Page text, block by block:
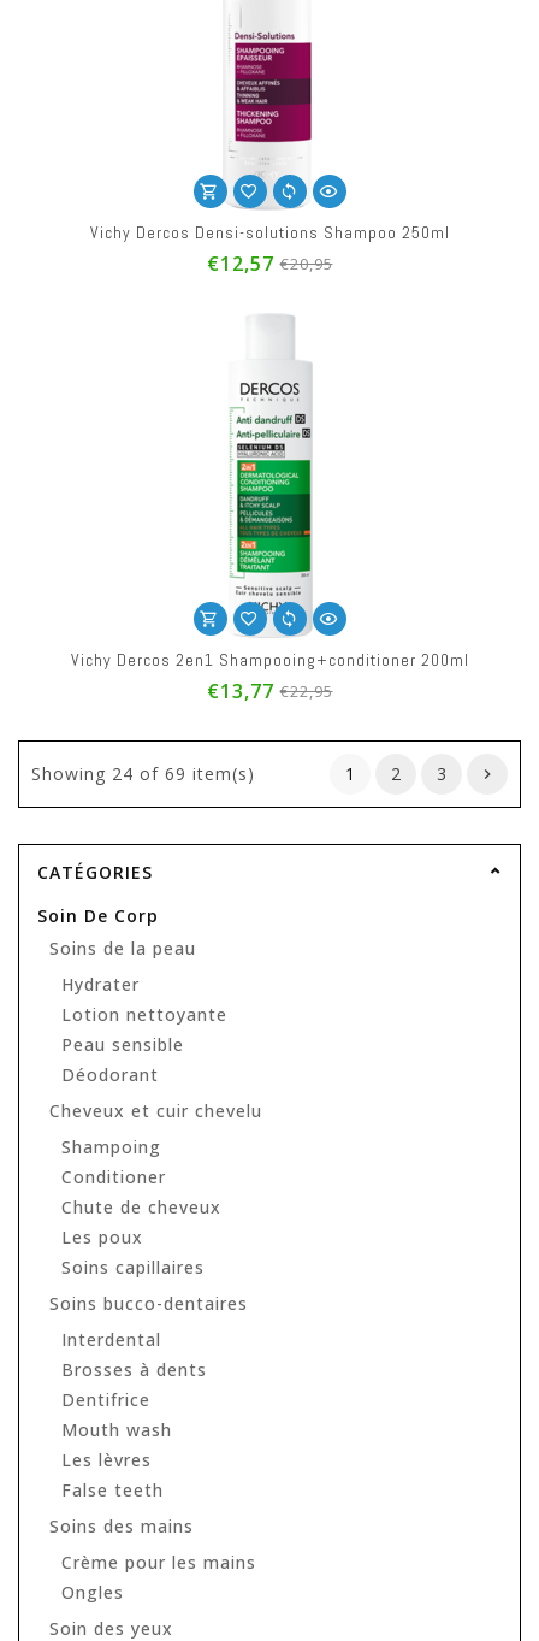
Vichy Dercos Densi-solutions Shampoo 250ml
€12,57 €20,95
Vichy Dercos 2en1 Shampooing+conditioner 200ml
€13,77 €22,95
Showing 24 of 69 item(s) 1 2 3
CATÉGORIES
Soin De Corp
Soins de la peau
Hydrater
Lotion nettoyante
Peau sensible
Déodorant
Cheveux et cuir chevelu
Shampoing
Conditioner
Chute de cheveux
Les poux
Soins capillaires
Soins bucco-dentaires
Interdental
Brosses à dents
Dentifrice
Mouth wash
Les lèvres
False teeth
Soins des mains
Crème pour les mains
Ongles
Soin des yeux